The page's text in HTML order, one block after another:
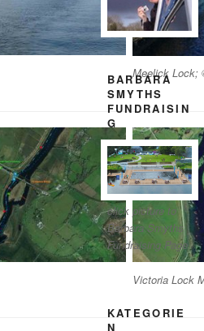
Meelick Lock;
Victoria Lock
BARBARA
SMYTHS
FUNDRAISIN
G
click picture to
Barbara Smyths
Fundraising Page
KATEGORIE
N